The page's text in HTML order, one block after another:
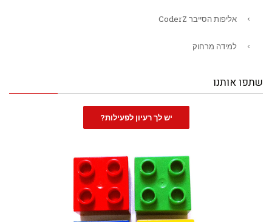
אליפות הסייבר CoderZ
למידה מרחוק
שתפו אותנו
יש לך רעיון לפעילות?